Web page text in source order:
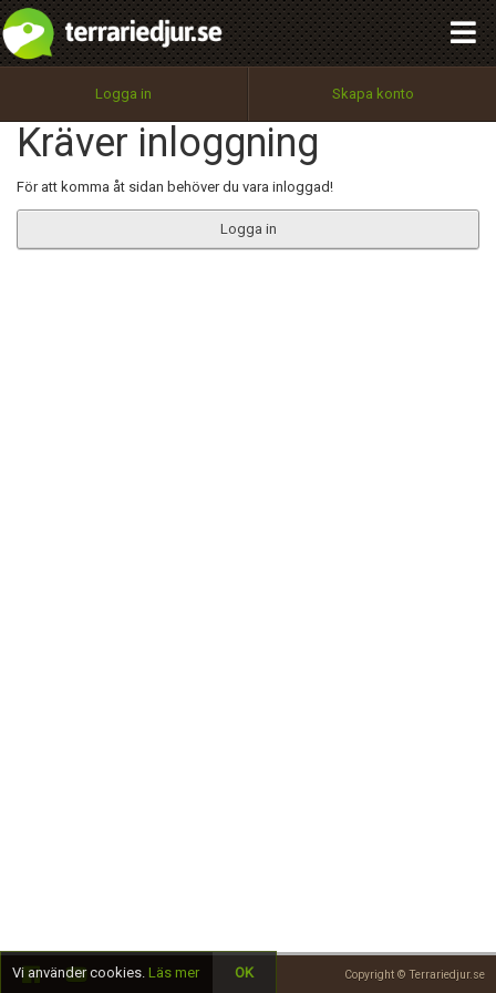
Logga in Skapa konto
Kräver inloggning
För att komma åt sidan behöver du vara inloggad!
Logga in
Copyright © Terrariedjur.se
Utför
100%
OK
integritetspolicy
Namn:
Epost:
Begär nytt lösenord
Tillbaka till förstasidan
Vi använder cookies. Läs mer OK